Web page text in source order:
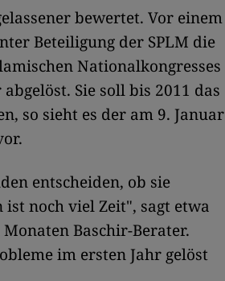
bewertet. Vor einem
Beteiligung der SPLM die
Nationalkongresses
Sie soll bis 2011 das
so sieht es der am 9. Januar
entscheiden, ob sie
noch viel Zeit", sagt etwa
Baschir-Berater.
im ersten Jahr gelöst